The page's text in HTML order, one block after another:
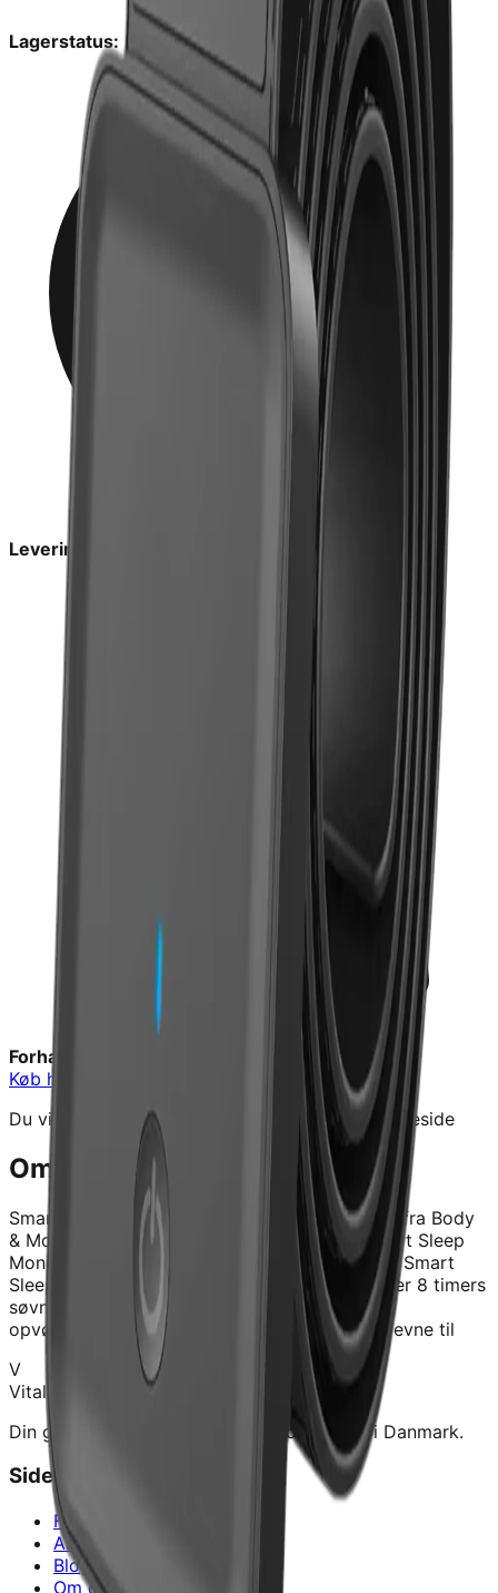
Lagerstatus: På lager
Leveringstid:
Forhandler:
Køb hos
Du vil blive videresendt til forhandlerens hjemmeside
Om dette produkt
Smart Sleep Monitor er et kvalitetskosttilskud fra Body
& More
Forstø dine søvnmønstre med en Smart Sleep
Monitor Sov bedre helt uden at øndre en vane Smart
Sleep Monitor Føler du dig stadig trøt selv efter 8 timers
søvn? Du er ikke alene. Urolig søvn, hyppige
opvøgninger og stress kan pøvirke kroppens evne til
V
Vitalance
Din guide til at finde de bedste kosttilskud i Danmark.
Sider
Forside
Alle produkter
Blog
Om os